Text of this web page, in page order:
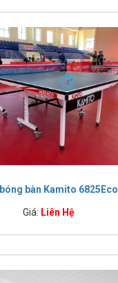
bóng bàn Kamito 6825Eco
Giá: Liên Hệ